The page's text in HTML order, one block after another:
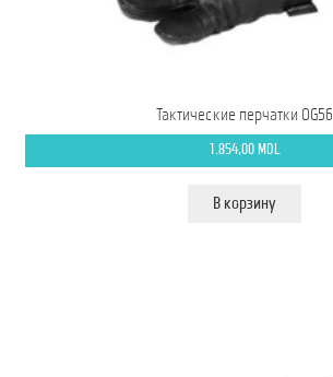
Тактические перчатки OG56
1.854,00 MDL
В корзину